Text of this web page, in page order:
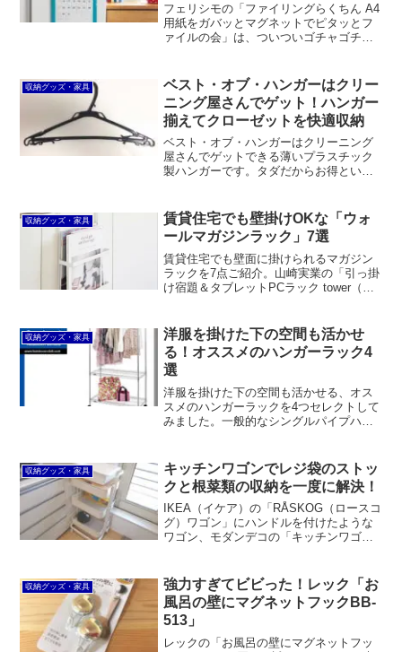
フェリシモの「ファイリングらくちん A4
用紙をガバッとマグネットでピタッとフ
ァイルの会」は、ついついゴチャゴチャ
のプリント収納グッズです。
収納グッズ・家具
ベスト・オブ・ハンガーはクリー
ニング屋さんでゲット！ハンガー
揃えてクローゼットを快適収納
ベスト・オブ・ハンガーはクリーニング
屋さんでゲットできる薄いプラスチック
製ハンガーです。タダだからお得という
転しないので絡まりにくい、意外と丈夫
で壊れない、洗濯を干してそのままクロ
ーゼットでも使えるなど、メリットがた
くさんあります。
収納グッズ・家具
賃貸住宅でも壁掛けOKな「ウォ
ールマガジンラック」7選
賃貸住宅でも壁面に掛けられるマガジン
ラックを7点ご紹介。山崎実業の「引っ掛
け宿題＆タブレットPCラック tower（タ
に取り付けるタイプやマグネットでくっ
つけるタイプもあります。
収納グッズ・家具
洋服を掛けた下の空間も活かせ
る！オススメのハンガーラック4
選
洋服を掛けた下の空間も活かせる、オス
スメのハンガーラックを4つセレクトして
みました。一般的なシングルパイプハン
100W」のほか、無印良品の「パイン材ユ
ニットシェルフ・ワードローブ」など。
収納グッズ・家具
キッチンワゴンでレジ袋のストッ
クと根菜類の収納を一度に解決！
IKEA（イケア）の「RÅSKOG（ロースコ
グ）ワゴン」にハンドルを付けたような
ワゴン、モダンデコの「キッチンワゴン
スペースとして、さらに水切りバスケッ
トを置く場所としても。
収納グッズ・家具
強力すぎてビビった！レック「お
風呂の壁にマグネットフックBB-
513」
レックの「お風呂の壁にマグネットフッ